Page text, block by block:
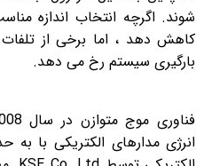
شوند. اگرچه انتخاب اندازه
کاهش دهد ، اما برخی از
بارگیری سیستم رخ می دهد.
انرژی مدارهای الکتریکی با